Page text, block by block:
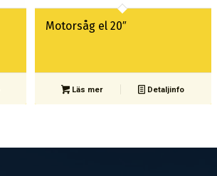
Motorsåg el 20″
Läs mer Detaljinfo